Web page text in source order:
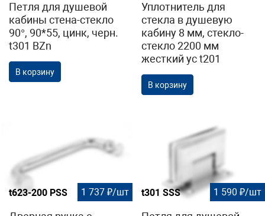
Петля для душевой
кабины стена-стекло
90°, 90*55, цинк, черн.
t301 BZn
В корзину
Уплотнитель для
стекла в душевую
кабину 8 мм, стекло-
стекло 2200 мм
жесткий ус t201
В корзину
t623-200 PSS 1 737 ₽/шт t301 SSS 1 590 ₽/шт